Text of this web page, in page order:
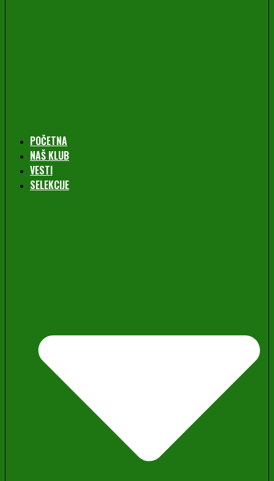
POČETNA
NAŠ KLUB
VESTI
SELEKCIJE